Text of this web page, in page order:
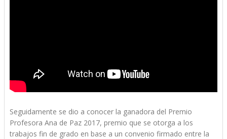
Seguidamente se dio a conocer la ganadora del Premio
Profesora Ana de Paz 2017, premio que se otorga a los
trabajos fin de grado en base a un convenio firmado entre la